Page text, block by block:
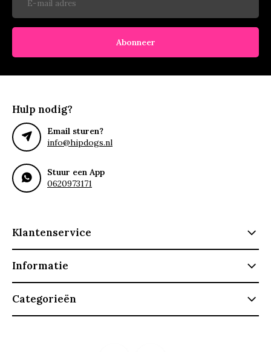
Abonneer
Hulp nodig?
Email sturen?
info@hipdogs.nl
Stuur een App
0620973171
Klantenservice
Informatie
Categorieën